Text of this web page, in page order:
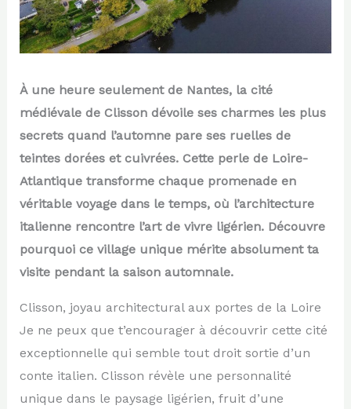
À une heure seulement de Nantes, la cité
médiévale de Clisson dévoile ses charmes les plus
secrets quand l’automne pare ses ruelles de
teintes dorées et cuivrées. Cette perle de Loire-
Atlantique transforme chaque promenade en
véritable voyage dans le temps, où l’architecture
italienne rencontre l’art de vivre ligérien. Découvre
pourquoi ce village unique mérite absolument ta
visite pendant la saison automnale.
Clisson, joyau architectural aux portes de la Loire
Je ne peux que t’encourager à découvrir cette cité
exceptionnelle qui semble tout droit sortie d’un
conte italien. Clisson révèle une personnalité
unique dans le paysage ligérien, fruit d’une